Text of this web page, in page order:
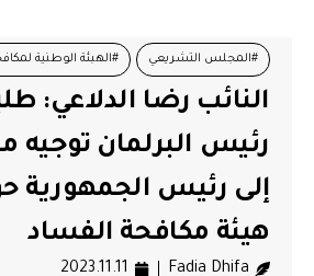
#المجلس التشريعي #الهبئة الوطنية
#رئاسة الجمهورية #رئاسة المجلس
النائب رضا الدلاعي:
رئيس البرلمان توجيه
إلى رئيس الجمهورية
هيئة مكافحة الفساد
Fadia Dhifa
2023.11.11